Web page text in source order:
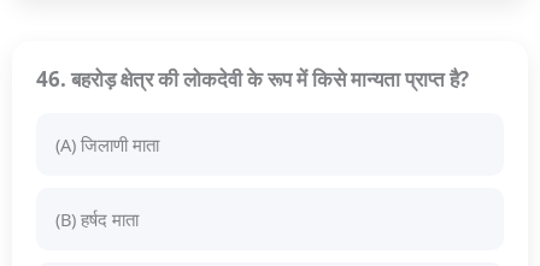
46. बहरोड़ क्षेत्र की लोकदेवी के रूप में किसे मान्यता प्राप्त है?
(A) जिलाणी माता
(B) हर्षद माता